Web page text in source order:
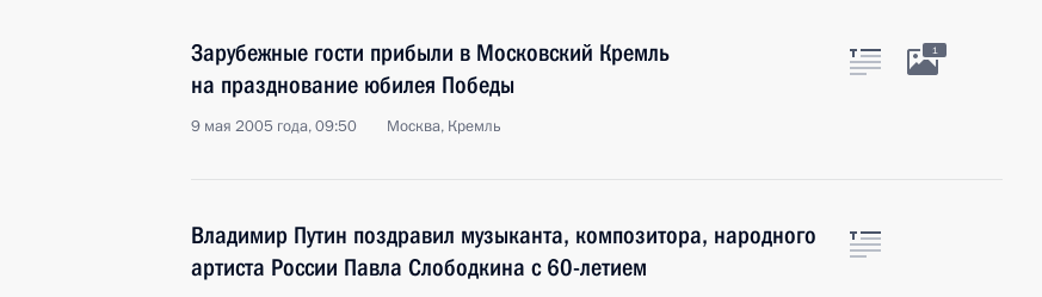
Зарубежные гости прибыли в Московский Кремль
на празднование юбилея Победы
9 мая 2005 года, 09:50 Москва, Кремль
1
Владимир Путин поздравил музыканта, композитора, народного
артиста России Павла Слободкина с 60-летием